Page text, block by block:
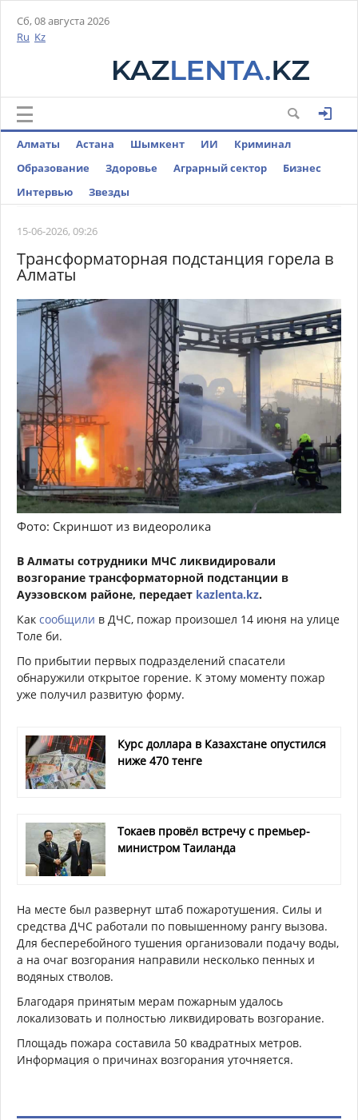
Сб, 08 августа 2026
Ru Kz
Алматы Астана Шымкент ИИ
Криминал
Образование
Здоровье Аграрный сектор
Бизнес
Интервью
Звезды
15-06-2026, 09:26
Трансформаторная подстанция горела в
Алматы
Фото: Скриншот из видеоролика
В Алматы сотрудники МЧС ликвидировали
возгорание трансформаторной подстанции в
Ауэзовском районе, передает kazlenta.kz.
Как сообщили в ДЧС, пожар произошел 14 июня на улице
Толе би.
По прибытии первых подразделений спасатели
обнаружили открытое горение. К этому моменту пожар
уже получил развитую форму.
Курс доллара в Казахстане опустился
ниже 470 тенге
Токаев провёл встречу с премьер-
министром Таиланда
На месте был развернут штаб пожаротушения. Силы и
средства ДЧС работали по повышенному рангу вызова.
Для бесперебойного тушения организовали подачу воды,
а на очаг возгорания направили несколько пенных и
водяных стволов.
Благодаря принятым мерам пожарным удалось
локализовать и полностью ликвидировать возгорание.
Площадь пожара составила 50 квадратных метров.
Информация о причинах возгорания уточняется.